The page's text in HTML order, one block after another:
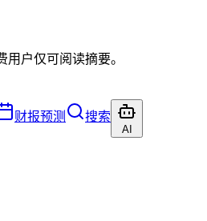
户仅可阅读摘要。
财报预测 搜索
AI